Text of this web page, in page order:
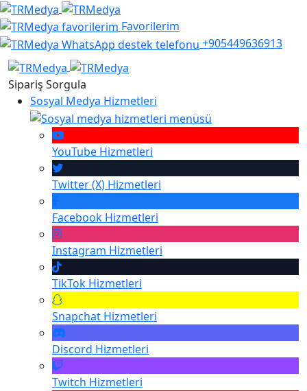
Favorilerim
+905449636913
Sipariş Sorgula
Sosyal Medya Hizmetleri
YouTube Hizmetleri
Twitter (X) Hizmetleri
Facebook Hizmetleri
Instagram Hizmetleri
TikTok Hizmetleri
Snapchat Hizmetleri
Discord Hizmetleri
Twitch Hizmetleri